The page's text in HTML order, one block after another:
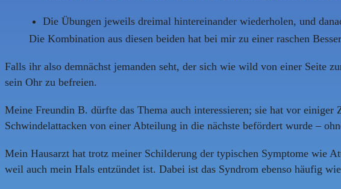
Die Übungen jeweils dreimal hintereinander wiederholen, und
Die Kombination aus diesen beiden hat bei mir zu einer raschen
Falls ihr also demnächst jemanden seht, der sich wie wild von einer Seite
sein Ohr zu befreien.
Meine Freundin B. dürfte das Thema auch interessieren; sie hat vor
Schwindelattacken von einer Abteilung in die nächste befördert wurde –
Mein Hausarzt hat trotz meiner Schilderung der typischen Symptome wie
weil auch mein Hals entzündet ist. Dabei ist das Syndrom ebenso häufig